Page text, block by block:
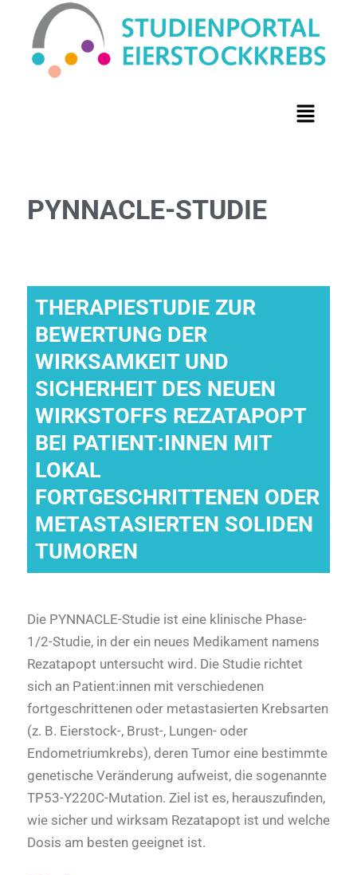
PYNNACLE-STUDIE
THERAPIESTUDIE ZUR
BEWERTUNG DER
WIRKSAMKEIT UND
SICHERHEIT DES NEUEN
WIRKSTOFFS REZATAPOPT
BEI PATIENT:INNEN MIT
LOKAL
FORTGESCHRITTENEN ODER
METASTASIERTEN SOLIDEN
TUMOREN
Die PYNNACLE-Studie ist eine klinische Phase-
1/2-Studie, in der ein neues Medikament namens
Rezatapopt untersucht wird. Die Studie richtet
sich an Patient:innen mit verschiedenen
fortgeschrittenen oder metastasierten Krebsarten
(z. B. Eierstock-, Brust-, Lungen- oder
Endometriumkrebs), deren Tumor eine bestimmte
genetische Veränderung aufweist, die sogenannte
TP53-Y220C-Mutation. Ziel ist es, herauszufinden,
wie sicher und wirksam Rezatapopt ist und welche
Dosis am besten geeignet ist.